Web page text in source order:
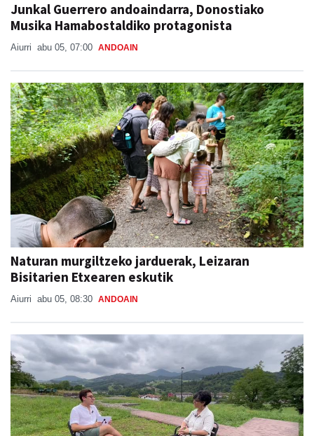
Junkal Guerrero andoaindarra, Donostiako
Musika Hamabostaldiko protagonista
Aiurri abu 05, 07:00 ANDOAIN
Naturan murgiltzeko jarduerak, Leizaran
Bisitarien Etxearen eskutik
Aiurri abu 05, 08:30 ANDOAIN